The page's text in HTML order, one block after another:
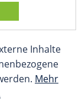
Inhalte
Mehr